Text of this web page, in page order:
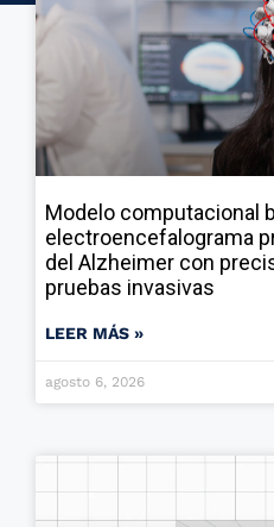
Modelo computacional
electroencefalograma
del Alzheimer con
pruebas invasivas
LEER MÁS »
agosto 6, 2026